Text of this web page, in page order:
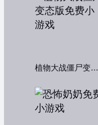
植物大战僵尸变态版